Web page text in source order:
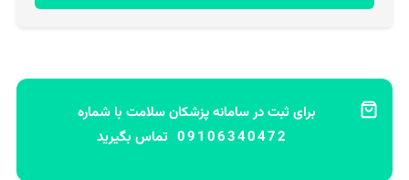
برای ثبت در سامانه پزشکان سلامت با شماره
09106340472 تماس بگیرید